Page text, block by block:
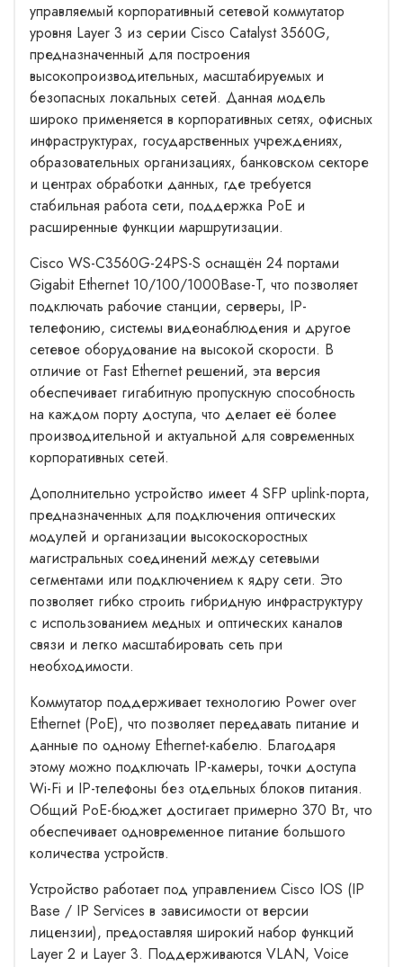
управляемый корпоративный сетевой коммутатор
уровня Layer 3 из серии Cisco Catalyst 3560G,
предназначенный для построения
высокопроизводительных, масштабируемых и
безопасных локальных сетей. Данная модель
широко применяется в корпоративных сетях, офисных
инфраструктурах, государственных учреждениях,
образовательных организациях, банковском секторе
и центрах обработки данных, где требуется
стабильная работа сети, поддержка PoE и
расширенные функции маршрутизации.
Cisco WS-C3560G-24PS-S оснащён 24 портами
Gigabit Ethernet 10/100/1000Base-T, что позволяет
подключать рабочие станции, серверы, IP-
телефонию, системы видеонаблюдения и другое
сетевое оборудование на высокой скорости. В
отличие от Fast Ethernet решений, эта версия
обеспечивает гигабитную пропускную способность
на каждом порту доступа, что делает её более
производительной и актуальной для современных
корпоративных сетей.
Дополнительно устройство имеет 4 SFP uplink-порта,
предназначенных для подключения оптических
модулей и организации высокоскоростных
магистральных соединений между сетевыми
сегментами или подключением к ядру сети. Это
позволяет гибко строить гибридную инфраструктуру
с использованием медных и оптических каналов
связи и легко масштабировать сеть при
необходимости.
Коммутатор поддерживает технологию Power over
Ethernet (PoE), что позволяет передавать питание и
данные по одному Ethernet-кабелю. Благодаря
этому можно подключать IP-камеры, точки доступа
Wi-Fi и IP-телефоны без отдельных блоков питания.
Общий PoE-бюджет достигает примерно 370 Вт, что
обеспечивает одновременное питание большого
количества устройств.
Устройство работает под управлением Cisco IOS (IP
Base / IP Services в зависимости от версии
лицензии), предоставляя широкий набор функций
Layer 2 и Layer 3. Поддерживаются VLAN, Voice